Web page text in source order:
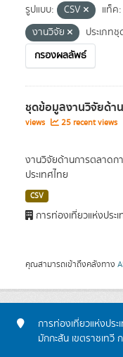
รูปแบบ: CSV แท็ค:
งานวิจัย
ประเภท
กรองผลลัพธ์
ชุดข้อมูลงานวิจัยด้า
views
25 recent views
งานวิจัยด้านการตลาดก
ประเทศไทย
CSV
การท่องเที่ยวแห่งประ
คุณสามารถเข้าถึงคลังทาง
การท่องเที่ยวแห่งปร
มักกะสัน เขตราชเทวี